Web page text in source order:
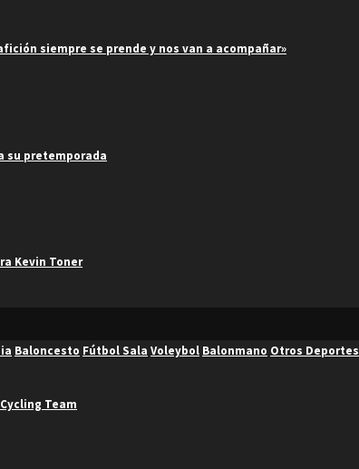
siempre se prende y nos van a acompañar»
su pretemporada
Kevin Toner
Baloncesto Fútbol Sala Voleybol Balonmano Otros Deportes
Team